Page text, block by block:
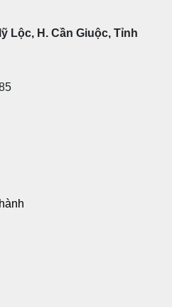
Lộc, H. Cần Giuộc, Tỉnh